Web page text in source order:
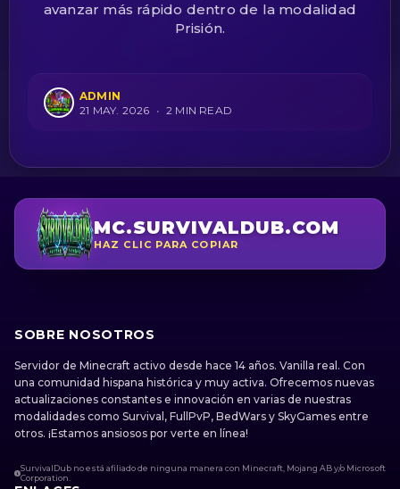
avanzar más rápido dentro de la modalidad
Prisión.
ADMIN
21 MAY. 2026 • 2 MIN READ
MC.SURVIVALDUB.COM
HAZ CLIC PARA COPIAR
SOBRE NOSOTROS
Servidor de Minecraft activo desde hace 14 años. Vanilla real. Con
una comunidad hispana histórica y muy activa. Ofrecemos nuevas
actualizaciones constantes e innovación en varias de nuestras
modalidades como Survival, FullPvP, BedWars y SkyGames entre
otros. ¡Estamos ansiosos por verte en línea!
SurvivalDub no está afiliado de ninguna manera con Minecraft, Mojang AB y/o Microsoft
Corporation.